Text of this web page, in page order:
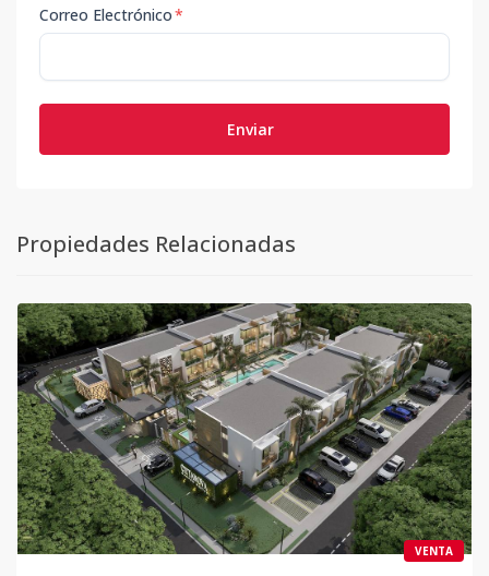
Correo Electrónico*
Enviar
Propiedades Relacionadas
VENTA